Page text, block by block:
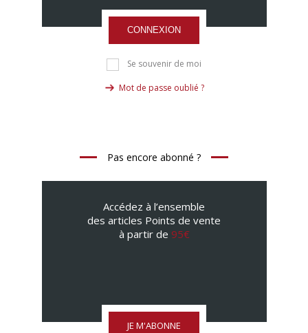
CONNEXION
Se souvenir de moi
Mot de passe oublié ?
Pas encore abonné ?
Accédez à l’ensemble
des articles Points de vente
à partir de 95€
JE M'ABONNE